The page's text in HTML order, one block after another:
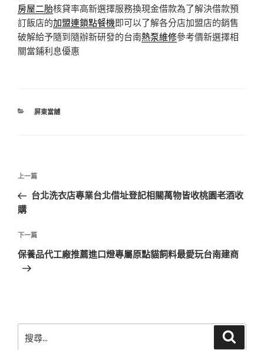
房屋二胎核貸率高新選擇服務換現金借款為了解決借款預
訂飯店的加盟連鎖點餐機即可以了解各分店加盟店的銷售
破解給予隨到隨辦新研發的台南熱泵維修參考價新選擇相
關當鋪利息優惠
分
屏東當舖
文
導
覽
上
一
篇
章
上一篇
台北洗衣店專業台北借址登記相關萬物皆收桃園老酒收
購
下
一
篇
下一篇
保養品代工廠推薦進口燈專屬原點貓飼料最愛玩台南建商
尋